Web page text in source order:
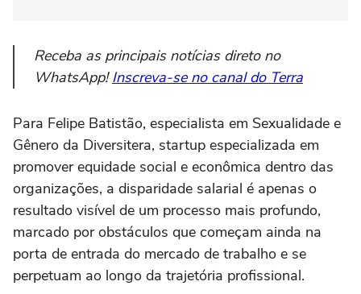
Receba as principais notícias direto no
WhatsApp!Inscreva-se no canal do Terra
Para Felipe Batistão, especialista em Sexualidade e
Gênero da Diversitera, startup especializada em
promover equidade social e econômica dentro das
organizações, a disparidade salarial é apenas o
resultado visível de um processo mais profundo,
marcado por obstáculos que começam ainda na
porta de entrada do mercado de trabalho e se
perpetuam ao longo da trajetória profissional.